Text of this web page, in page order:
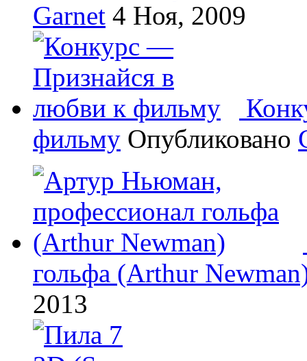
Garnet 4 Ноя, 2009
фильму Опубликовано
гольфа (Arthur
2013